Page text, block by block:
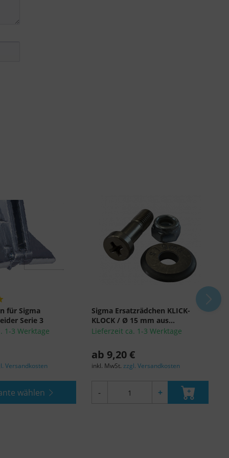
für Sigma
Serie 3
1-3 Werktage
Versandkosten
wählen
Sigma Ersatzrädchen KLICK-
KLOCK / Ø 15 mm aus...
Lieferzeit ca. 1-3 Werktage
ab 9,20 €
inkl. MwSt.zzgl. Versandkosten
- +